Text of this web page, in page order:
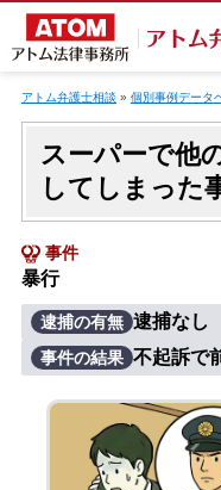
刑事事件でお困りの
刑事事件の無
アトム弁護士相談 » 個別事例データ
スーパーで他
してしまった
事件
暴行
逮捕の有無 逮捕なし
事件の結果 不起訴で